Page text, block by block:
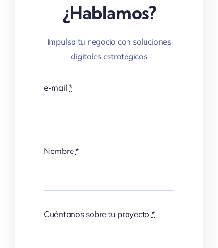
¿Hablamos?
Impulsa tu negocio con soluciones
digitales estratégicas
e-mail*
Nombre*
Cuéntanos sobre tu proyecto *